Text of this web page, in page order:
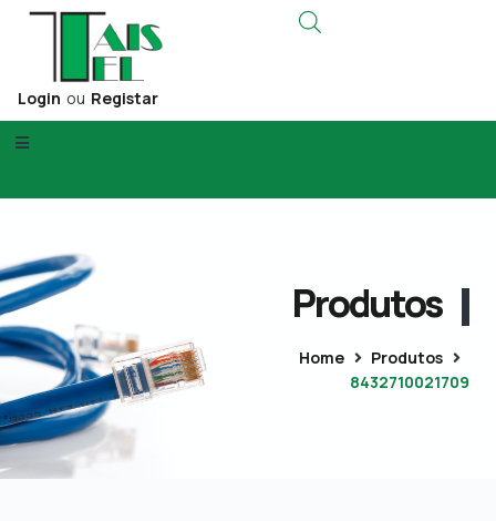
Login ou Registar
Produtos
Home
Produtos
8432710021709